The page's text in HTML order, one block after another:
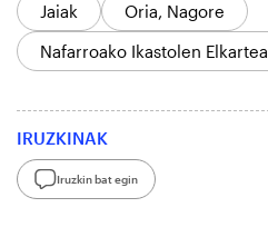
Jaiak
Oria, Nagore
Nafarroako Ikastolen Elkartea
IRUZKINAK
Iruzkin bat egin